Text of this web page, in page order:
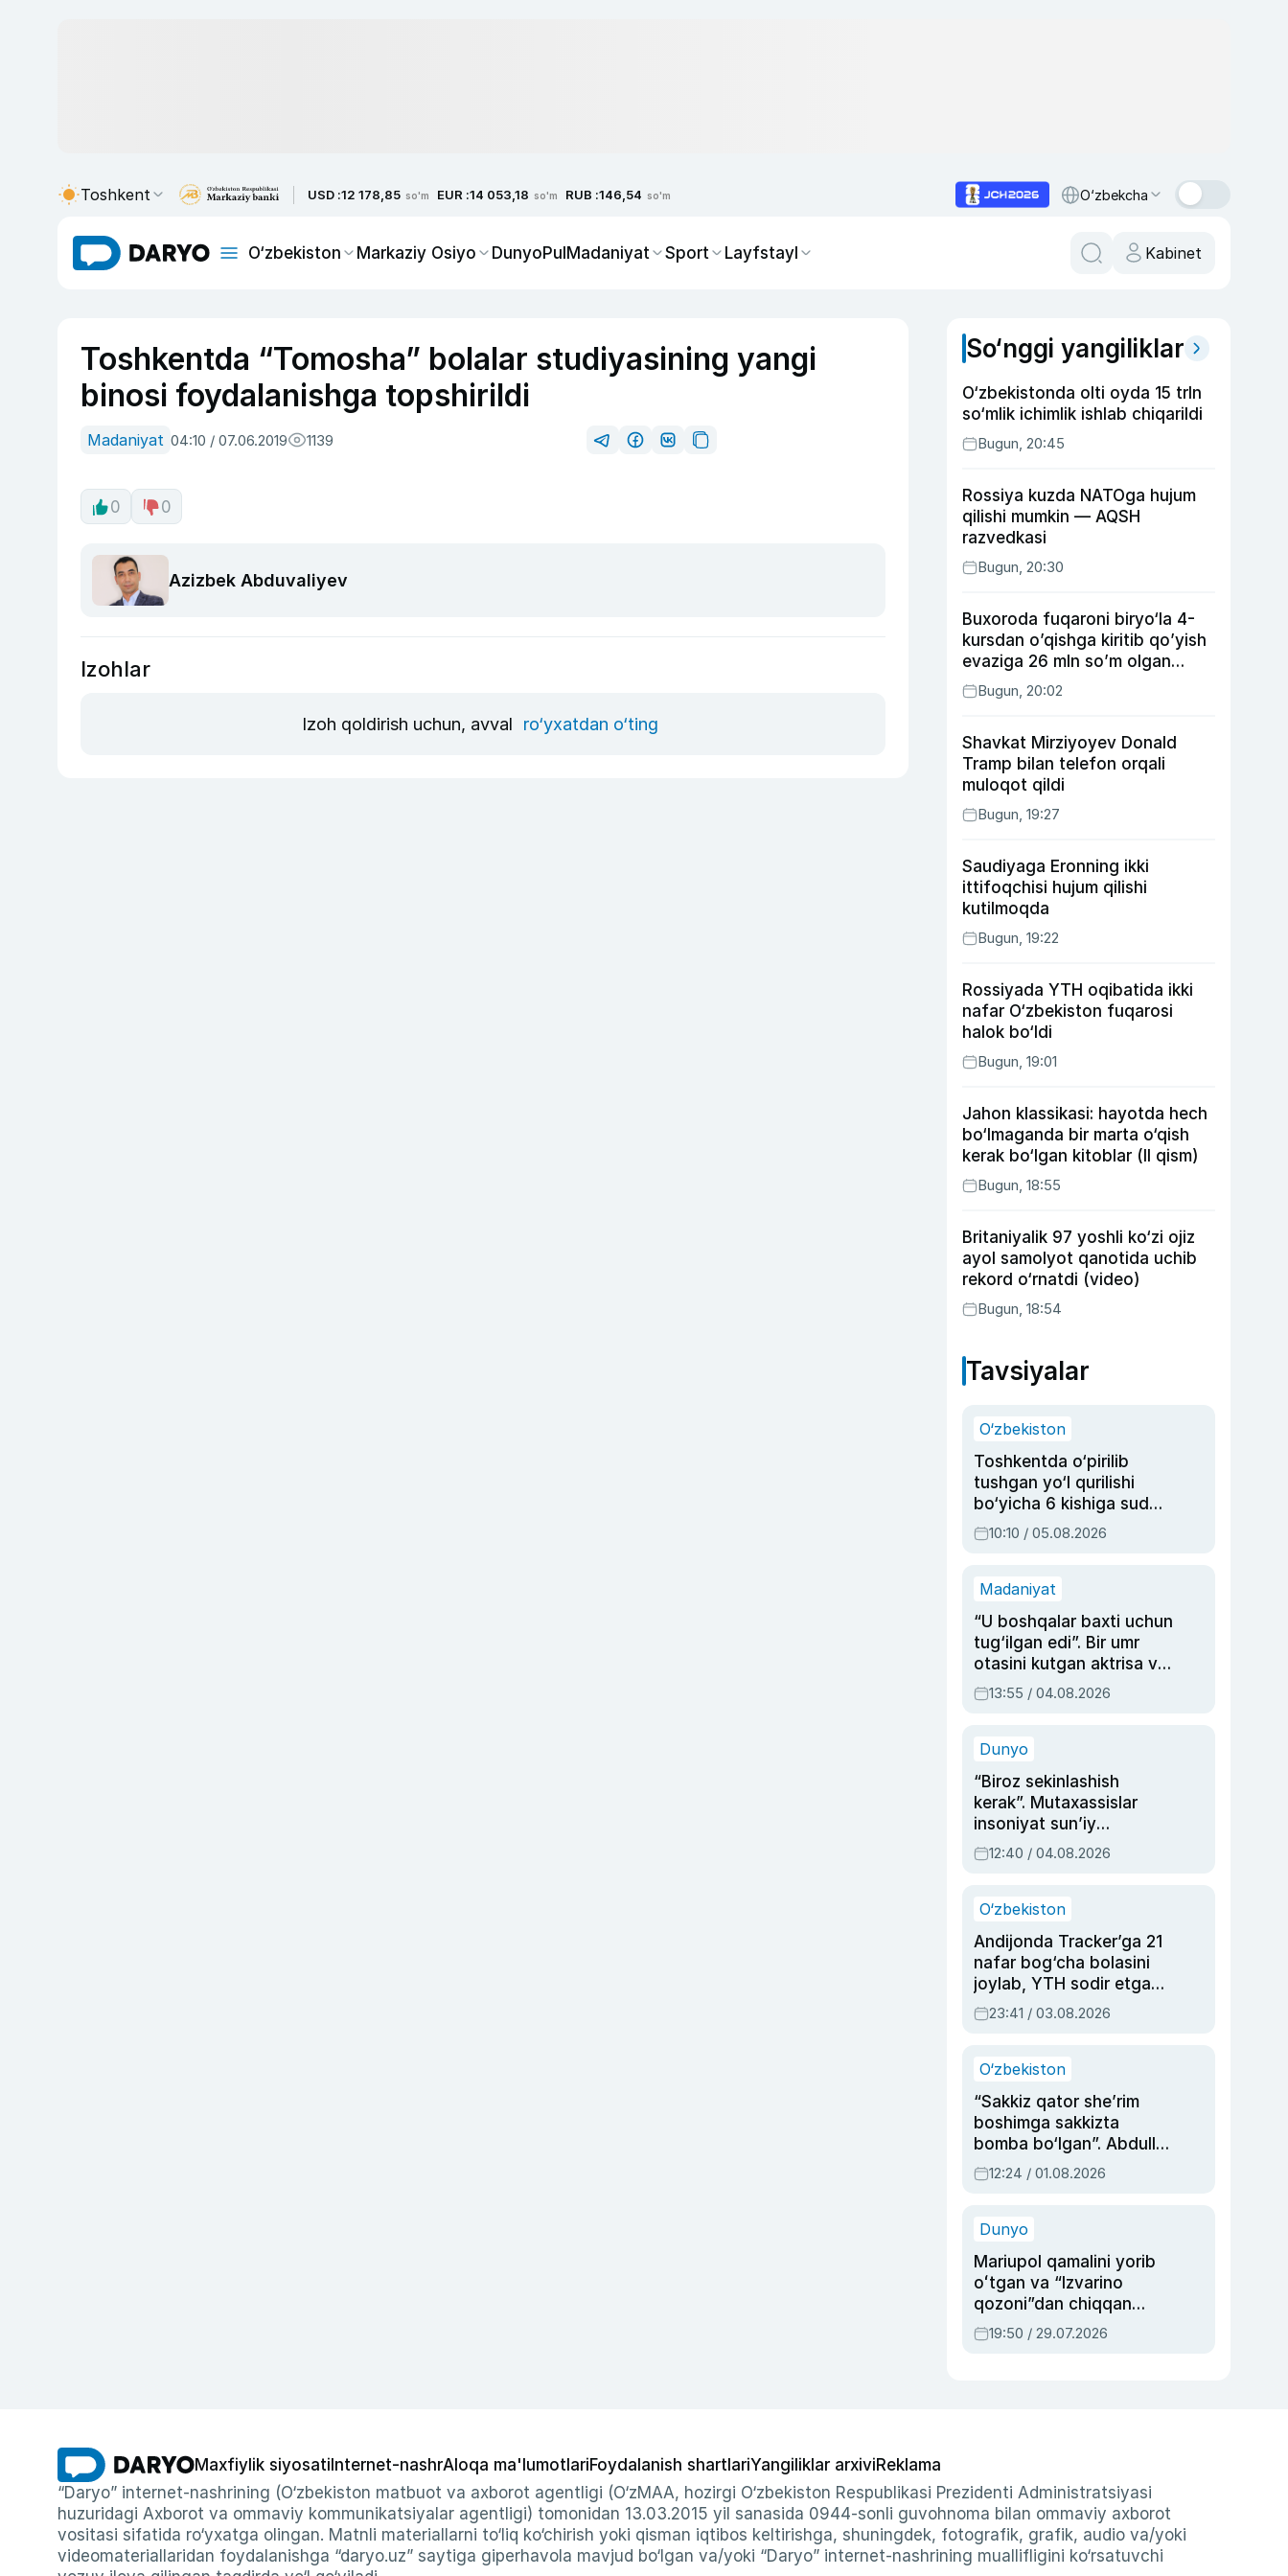
Toshkent USD :12 178,85 so'm EUR :14 053,18 so'm RUB :146,54 so'm O‘zbekcha
O‘zbekiston Markaziy Osiyo DunyoPulMadaniyat Sport Layfstayl Kabinet
Toshkentda “Tomosha” bolalar studiyasining yangi
binosi foydalanishga topshirildi
Madaniyat 04:10 / 07.06.2019 1139
0 0
Azizbek Abduvaliyev
Izohlar
Izoh qoldirish uchun, avval ro‘yxatdan o‘ting
So‘nggi yangiliklar
O‘zbekistonda olti oyda 15 trln
so‘mlik ichimlik ishlab chiqarildi
Bugun, 20:45
Rossiya kuzda NATOga hujum
qilishi mumkin — AQSH
razvedkasi
Bugun, 20:30
Buxoroda fuqaroni biryo‘la 4-
kursdan o’qishga kiritib qo’yish
evaziga 26 mln so’m olgan
shaxs ushlandi
Bugun, 20:02
Shavkat Mirziyoyev Donald
Tramp bilan telefon orqali
muloqot qildi
Bugun, 19:27
Saudiyaga Eronning ikki
ittifoqchisi hujum qilishi
kutilmoqda
Bugun, 19:22
Rossiyada YTH oqibatida ikki
nafar O‘zbekiston fuqarosi
halok bo‘ldi
Bugun, 19:01
Jahon klassikasi: hayotda hech
bo‘lmaganda bir marta o‘qish
kerak bo‘lgan kitoblar (II qism)
Bugun, 18:55
Britaniyalik 97 yoshli ko‘zi ojiz
ayol samolyot qanotida uchib
rekord o‘rnatdi (video)
Bugun, 18:54
Tavsiyalar
O‘zbekiston
Toshkentda o‘pirilib
tushgan yo‘l qurilishi
bo‘yicha 6 kishiga sud
hukmi o‘qildi
10:10 / 05.08.2026
Madaniyat
“U boshqalar baxti uchun
tug‘ilgan edi”. Bir umr
otasini kutgan aktrisa va
dublyaj ustasi Rimma
Ahmedovaning
13:55 / 04.08.2026
Dunyo
“Biroz sekinlashish
kerak”. Mutaxassislar
insoniyat sun’iy
intellektni boshqara
olmay qolishidan xavotir
12:40 / 04.08.2026
O‘zbekiston
Andijonda Tracker’ga 21
nafar bog‘cha bolasini
joylab, YTH sodir etgan
ayolga sud hukmi o‘qildi
23:41 / 03.08.2026
O‘zbekiston
“Sakkiz qator she’rim
boshimga sakkizta
bomba bo‘lgan”. Abdulla
Oripovni siyosiy
ayblovlardan asrab
12:24 / 01.08.2026
Dunyo
Mariupol qamalini yorib
oʻtgan va “Izvarino
qozoni”dan chiqqan
qahramon — Ukraina
armiyasi bosh
19:50 / 29.07.2026
Maxfiylik siyosati Internet-nashrAloqa ma'lumotlariFoydalanish shartlariYangiliklar arxiviReklama
“Daryo” internet-nashrining (O‘zbekiston matbuot va axborot agentligi (O‘zMAA, hozirgi O‘zbekiston Respublikasi Prezidenti Administratsiyasi
huzuridagi Axborot va ommaviy kommunikatsiyalar agentligi) tomonidan 13.03.2015 yil sanasida 0944-sonli guvohnoma bilan ommaviy axborot
vositasi sifatida ro‘yxatga olingan. Matnli materiallarni to‘liq ko‘chirish yoki qisman iqtibos keltirishga, shuningdek, fotografik, grafik, audio va/yoki
videomateriallaridan foydalanishga “daryo.uz” saytiga giperhavola mavjud bo‘lgan va/yoki “Daryo” internet-nashrining muallifligini ko‘rsatuvchi